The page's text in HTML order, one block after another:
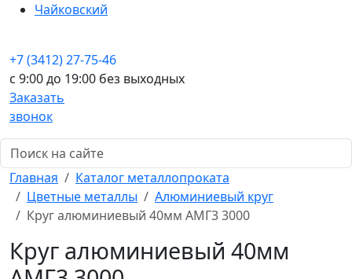
Чайковский
+7 (3412) 27-75-46
c 9:00 до 19:00 без выходных
Заказать
звонок
Главная
Каталог металлопроката
Цветные металлы
Алюминиевый круг
Круг алюминиевый 40мм АМГ3 3000
Круг алюминиевый 40мм